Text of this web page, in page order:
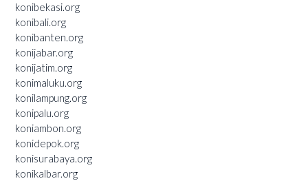
konibekasi.org
konibali.org
konibanten.org
konijabar.org
konijatim.org
konimaluku.org
konilampung.org
konipalu.org
koniambon.org
konidepok.org
konisurabaya.org
konikalbar.org